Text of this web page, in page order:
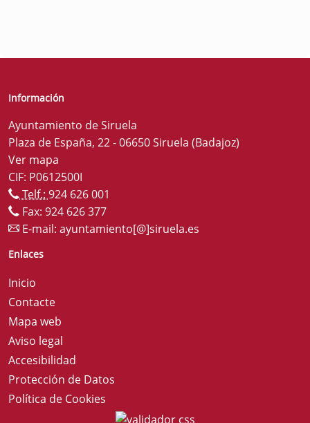
Información
Ayuntamiento de Siruela
Plaza de España, 22 - 06650 Siruela (Badajoz)
Ver mapa
CIF: P0612500I
Telf.: 924 626 001
Fax: 924 626 377
E-mail: ayuntamiento[@]siruela.es
Enlaces
Inicio
Contacte
Mapa web
Aviso legal
Accesibilidad
Protección de Datos
Política de Cookies